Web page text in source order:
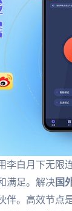
白月下无限
满足。解决国
。高效节点